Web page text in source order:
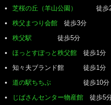
芝桜の丘（羊山公園）
徒歩
秩父まつり会館徒歩3分
秩父駅 徒歩5分
ほっとすぽっと秩父館徒歩1分
知々夫ブランド館 徒歩1分
道の駅ちちぶ徒歩10分
じばさんセンター物産館徒歩5